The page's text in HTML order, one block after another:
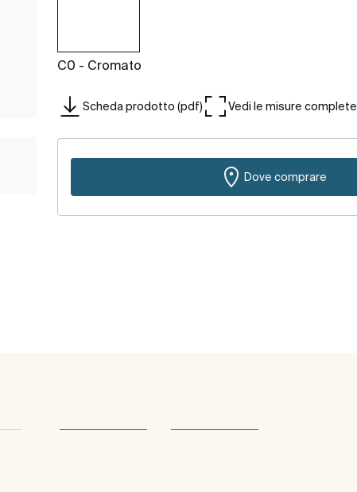
C0 - Cromato
Scheda prodotto (pdf) Vedi le misure complete
Dove comprare